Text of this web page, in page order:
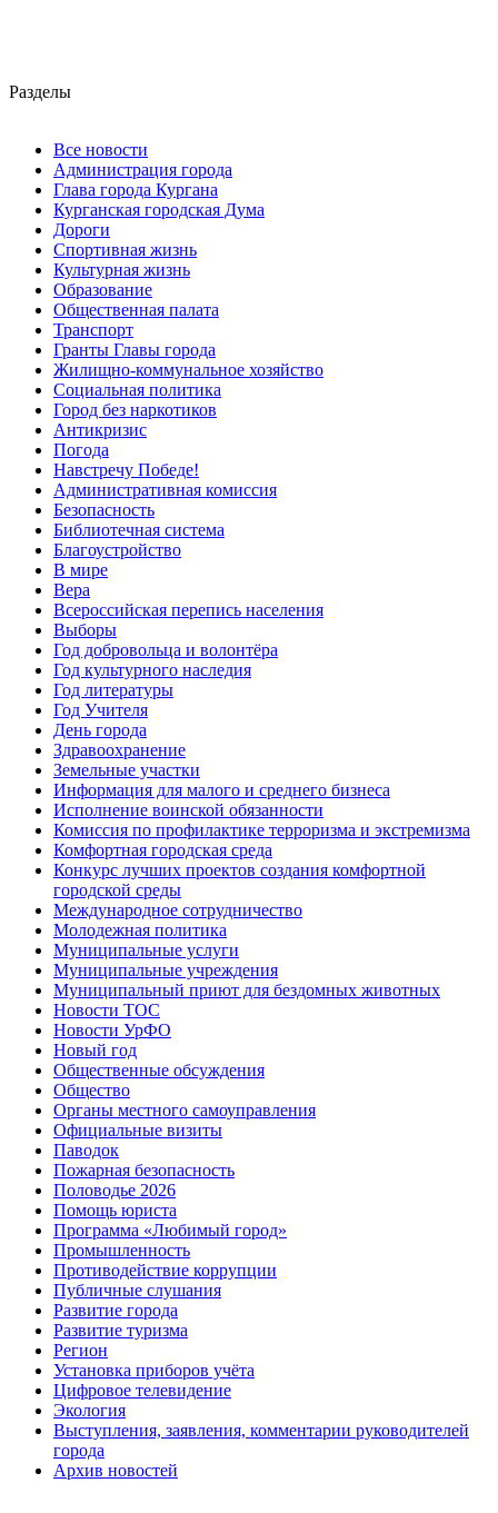
Разделы
Все новости
Администрация города
Глава города Кургана
Курганская городская Дума
Дороги
Спортивная жизнь
Культурная жизнь
Образование
Общественная палата
Транспорт
Гранты Главы города
Жилищно-коммунальное хозяйство
Социальная политика
Город без наркотиков
Антикризис
Погода
Навстречу Победе!
Административная комиссия
Безопасность
Библиотечная система
Благоустройство
В мире
Вера
Всероссийская перепись населения
Выборы
Год добровольца и волонтёра
Год культурного наследия
Год литературы
Год Учителя
День города
Здравоохранение
Земельные участки
Информация для малого и среднего бизнеса
Исполнение воинской обязанности
Комиссия по профилактике терроризма и экстремизма
Комфортная городская среда
Конкурс лучших проектов создания комфортной
городской среды
Международное сотрудничество
Молодежная политика
Муниципальные услуги
Муниципальные учреждения
Муниципальный приют для бездомных животных
Новости ТОС
Новости УрФО
Новый год
Общественные обсуждения
Общество
Органы местного самоуправления
Официальные визиты
Паводок
Пожарная безопасность
Половодье 2026
Помощь юриста
Программа «Любимый город»
Промышленность
Противодействие коррупции
Публичные слушания
Развитие города
Развитие туризма
Регион
Установка приборов учёта
Цифровое телевидение
Экология
Выступления, заявления, комментарии руководителей
города
Архив новостей